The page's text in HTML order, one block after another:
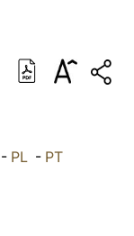
DEUTSCH
العربيّة - PL - PT